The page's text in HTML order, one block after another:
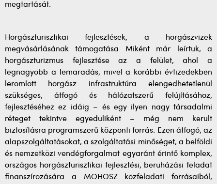
megtartását.
Horgászturisztikai fejlesztések, a horgászvizek
megvásárlásának támogatása Miként már leírtuk, a
horgászturizmus fejlesztése az a felület, ahol a
legnagyobb a lemaradás, mivel a korábbi évtizedekben
leromlott horgász infrastruktúra elengedhetetlenül
szükséges, átfogó és hálózatszerű felújításához,
fejlesztéséhez ez idáig – és egy ilyen nagy társadalmi
réteget tekintve egyedüliként – még nem került
biztosításra programszerű központi forrás. Ezen átfogó, az
alapszolgáltatásokat, a szolgáltatási minőséget, a belföldi
és nemzetközi vendégforgalmat egyaránt érintő komplex,
országos horgászturisztikai fejlesztési, beruházási feladat
finanszírozására a MOHOSZ közfeladati forrásaiból,